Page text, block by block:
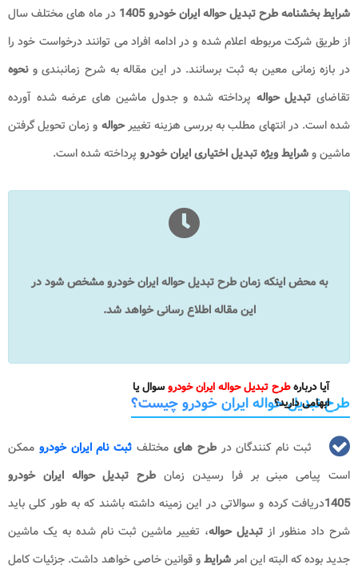
شرایط بخشنامه طرح تبدیل حواله ایران خودرو 1405
در ماه های مختلف سال
از طریق شرکت مربوطه اعلام شده و در ادامه افراد می توانند درخواست خود را
در بازه زمانی معین به ثبت برسانند. در این مقاله به شرح زمانبندی ونحوه
تقاضای تبدیل حواله پرداخته شده و جدول ماشین های عرضه شده آورده
شده است. در انتهای مطلب به بررسی هزینه تغییرحواله و زمان تحویل گرفتن
ماشین وشرایط ویژه تبدیل اختیاری ایران خودرو پرداخته شده است.
به محض اینکه زمان طرح تبدیل حواله ایران خودرو مشخص شود در
این مقاله اطلاع رسانی خواهد شد.
آیا دربارهطرح تبدیل حواله ایران خودروسوال یا
ابهامی دارید؟
طرح تبدیل حواله ایران خودرو چیست؟
ثبت نام کنندگان در طرح های مختلف ثبت نام ایران خودرو ممکن
است پیامی مبنی بر فرا رسیدن زمان طرح تبدیل حواله ایران خودرو
1405دریافت کرده و سوالاتی در این زمینه داشته باشند که به طور کلی باید
شرح داد منظور از تبدیل حواله، تغییر ماشین ثبت نام شده به یک ماشین
جدید بوده که البته این امرشرایطو قوانین خاصی خواهد داشت. جزئیات کامل